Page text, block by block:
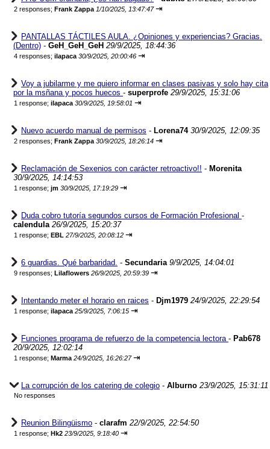
2 responses; Frank Zappa 1/10/2025, 13:47:47 ⇥
PANTALLAS TÁCTILES AULA. ¿Opiniones y experiencias? Gracias.
(Dentro) - GeH_GeH_GeH 29/9/2025, 18:44:36
4 responses; ilapaca 30/9/2025, 20:00:46 ⇥
Voy a jubilarme y me quiero informar en clases pasivas y solo hay cita
por la msñana y pocos huecos - superprofe 29/9/2025, 15:31:06
1 response; ilapaca 30/9/2025, 19:58:01 ⇥
Nuevo acuerdo manual de permisos - Lorena74 30/9/2025, 12:09:35
2 responses; Frank Zappa 30/9/2025, 18:26:14 ⇥
Reclamación de Sexenios con carácter retroactivo!! - Morenita
30/9/2025, 14:14:53
1 response; jm 30/9/2025, 17:19:29 ⇥
Duda cobro tutoría segundos cursos de Formación Profesional -
calendula 26/9/2025, 15:20:37
1 response; EBL 27/9/2025, 20:08:12 ⇥
6 guardias. Qué barbaridad. - Secundaria 9/9/2025, 14:04:01
9 responses; Lilaflowers 26/9/2025, 20:59:39 ⇥
Intentando meter el horario en raices - Djm1979 24/9/2025, 22:29:54
1 response; ilapaca 25/9/2025, 7:06:15 ⇥
Funciones programa de refuerzo de la competencia lectora - Pab678
20/9/2025, 12:02:14
1 response; Marma 24/9/2025, 16:26:27 ⇥
La corrupción de los catering de colegio - Alburno 23/9/2025, 15:31:11
No responses
Reunion Bilingüismo - clarafm 22/9/2025, 22:54:50
1 response; Hk2 23/9/2025, 9:18:40 ⇥